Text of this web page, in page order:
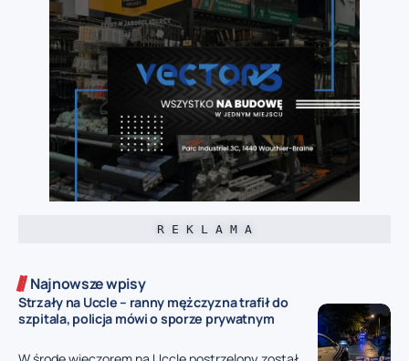
R E K L A M A
Najnowsze wpisy
Strzały na Uccle – ranny mężczyzna trafił do
szpitala, policja mówi o sporze prywatnym